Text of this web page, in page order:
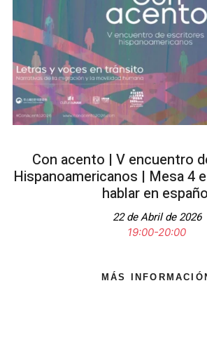
Con acento | V encuentro
Hispanoamericanos | Mesa 4
hablar en
22 de Abril de 2026
19:00-20:00
MÁS